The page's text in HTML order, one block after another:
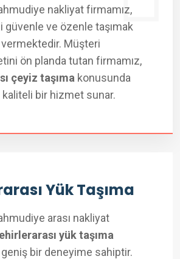
nakliyat firmamız,
ve özenle taşımak
Müşteri
ön planda tutan firmamız,
çeyiz taşıma konusunda
bir hizmet sunar.
Yük Taşıma
arası nakliyat
yük taşıma
bir deneyime sahiptir.